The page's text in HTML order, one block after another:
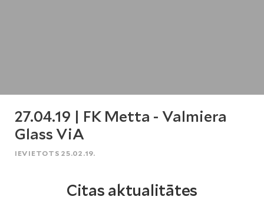
27.04.19 | FK Metta - Valmiera
Glass ViA
IEVIETOTS 25.02.19.
Citas aktualitātes